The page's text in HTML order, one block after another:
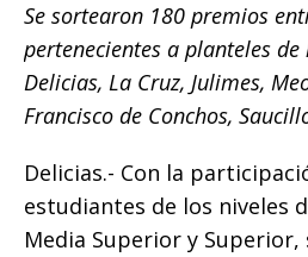
c
e
b
o
k
it
te
r
ai
l
at
s
A
p
p
y
Li
k
Se sortearon 180 premios
pertenecientes a planteles
Delicias, La Cruz, Julimes,
Francisco de Conchos,
Delicias.- Con la
estudiantes de los niveles
Media Superior y Superior,